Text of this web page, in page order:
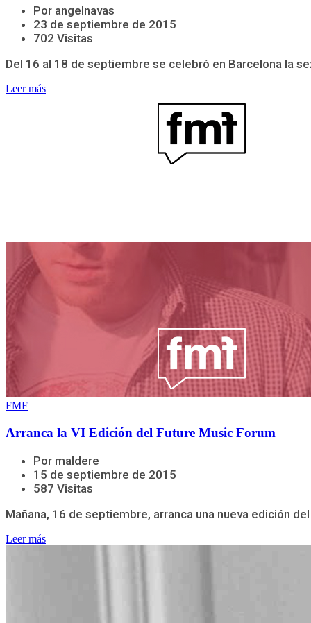
Por angelnavas
23 de septiembre de 2015
702 Visitas
Del 16 al 18 de septiembre se celebró en Barcelona la
Leer más
FMF
Arranca la VI Edición del Future Music Forum
Por maldere
15 de septiembre de 2015
587 Visitas
Mañana, 16 de septiembre, arranca una nueva edición
Leer más